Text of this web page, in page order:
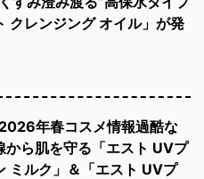
クレンジング オイル」が発
年春コスメ情報過酷な
から肌を守る「エスト UVプ
ミルク」＆「エスト UVプ